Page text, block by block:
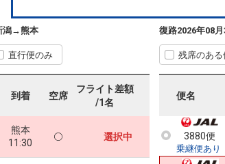
潟→熊本
直行便のみ
到着 空席
フライト差額
/1名
熊本
11:30
選択中
復路2026年08月
残席のあ
便名
2382便
乗継便あり
3880便
3880便
乗継便あり